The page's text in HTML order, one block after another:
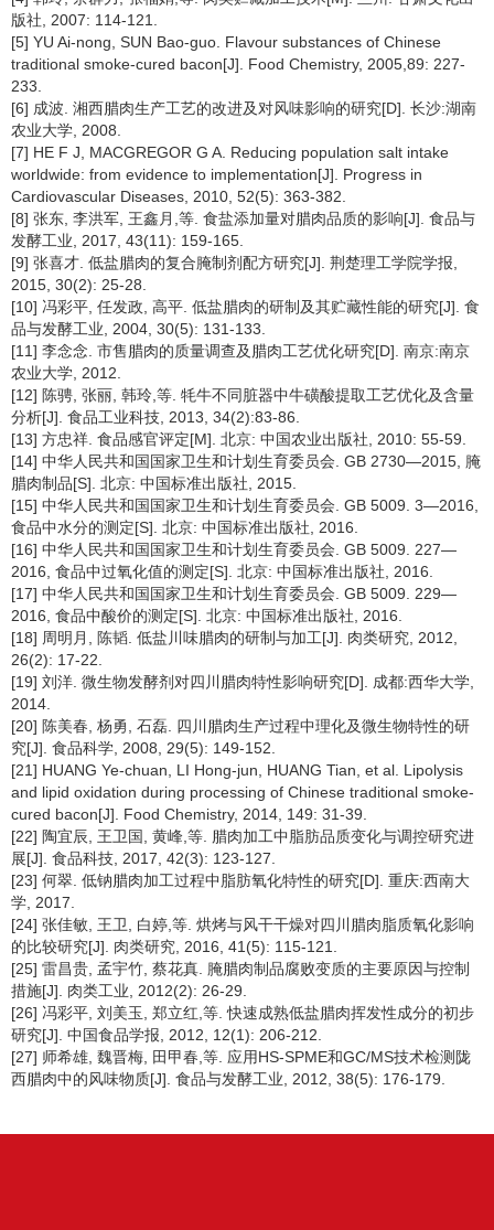
版社, 2007: 114-121.
[5] YU Ai-nong, SUN Bao-guo. Flavour substances of Chinese
traditional smoke-cured bacon[J]. Food Chemistry, 2005,89: 227-
233.
[6] 成波. 湘西腊肉生产工艺的改进及对风味影响的研究[D]. 长沙:湖南
农业大学, 2008.
[7] HE F J, MACGREGOR G A. Reducing population salt intake
worldwide: from evidence to implementation[J]. Progress in
Cardiovascular Diseases, 2010, 52(5): 363-382.
[8] 张东, 李洪军, 王鑫月,等. 食盐添加量对腊肉品质的影响[J]. 食品与
发酵工业, 2017, 43(11): 159-165.
[9] 张喜才. 低盐腊肉的复合腌制剂配方研究[J]. 荆楚理工学院学报,
2015, 30(2): 25-28.
[10] 冯彩平, 任发政, 高平. 低盐腊肉的研制及其贮藏性能的研究[J]. 食
品与发酵工业, 2004, 30(5): 131-133.
[11] 李念念. 市售腊肉的质量调查及腊肉工艺优化研究[D]. 南京:南京
农业大学, 2012.
[12] 陈骋, 张丽, 韩玲,等. 牦牛不同脏器中牛磺酸提取工艺优化及含量
分析[J]. 食品工业科技, 2013, 34(2):83-86.
[13] 方忠祥. 食品感官评定[M]. 北京: 中国农业出版社, 2010: 55-59.
[14] 中华人民共和国国家卫生和计划生育委员会. GB 2730—2015, 腌
腊肉制品[S]. 北京: 中国标准出版社, 2015.
[15] 中华人民共和国国家卫生和计划生育委员会. GB 5009. 3—2016,
食品中水分的测定[S]. 北京: 中国标准出版社, 2016.
[16] 中华人民共和国国家卫生和计划生育委员会. GB 5009. 227—
2016, 食品中过氧化值的测定[S]. 北京: 中国标准出版社, 2016.
[17] 中华人民共和国国家卫生和计划生育委员会. GB 5009. 229—
2016, 食品中酸价的测定[S]. 北京: 中国标准出版社, 2016.
[18] 周明月, 陈韬. 低盐川味腊肉的研制与加工[J]. 肉类研究, 2012,
26(2): 17-22.
[19] 刘洋. 微生物发酵剂对四川腊肉特性影响研究[D]. 成都:西华大学,
2014.
[20] 陈美春, 杨勇, 石磊. 四川腊肉生产过程中理化及微生物特性的研
究[J]. 食品科学, 2008, 29(5): 149-152.
[21] HUANG Ye-chuan, LI Hong-jun, HUANG Tian, et al. Lipolysis
and lipid oxidation during processing of Chinese traditional smoke-
cured bacon[J]. Food Chemistry, 2014, 149: 31-39.
[22] 陶宜辰, 王卫国, 黄峰,等. 腊肉加工中脂肪品质变化与调控研究进
展[J]. 食品科技, 2017, 42(3): 123-127.
[23] 何翠. 低钠腊肉加工过程中脂肪氧化特性的研究[D]. 重庆:西南大
学, 2017.
[24] 张佳敏, 王卫, 白婷,等. 烘烤与风干干燥对四川腊肉脂质氧化影响
的比较研究[J]. 肉类研究, 2016, 41(5): 115-121.
[25] 雷昌贵, 孟宇竹, 蔡花真. 腌腊肉制品腐败变质的主要原因与控制
措施[J]. 肉类工业, 2012(2): 26-29.
[26] 冯彩平, 刘美玉, 郑立红,等. 快速成熟低盐腊肉挥发性成分的初步
研究[J]. 中国食品学报, 2012, 12(1): 206-212.
[27] 师希雄, 魏晋梅, 田甲春,等. 应用HS-SPME和GC/MS技术检测陇
西腊肉中的风味物质[J]. 食品与发酵工业, 2012, 38(5): 176-179.